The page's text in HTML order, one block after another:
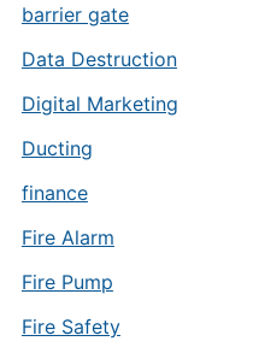
barrier gate
Data Destruction
Digital Marketing
Ducting
finance
Fire Alarm
Fire Pump
Fire Safety